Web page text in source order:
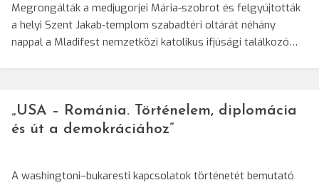
Megrongálták a medjugorjei Mária-szobrot és felgyújtották
a helyi Szent Jakab-templom szabadtéri oltárát néhány
nappal a Mladifest nemzetközi katolikus ifjúsági találkozó…
„USA – Románia. Történelem, diplomácia
és út a demokráciához”
A washingtoni–bukaresti kapcsolatok történetét bemutató